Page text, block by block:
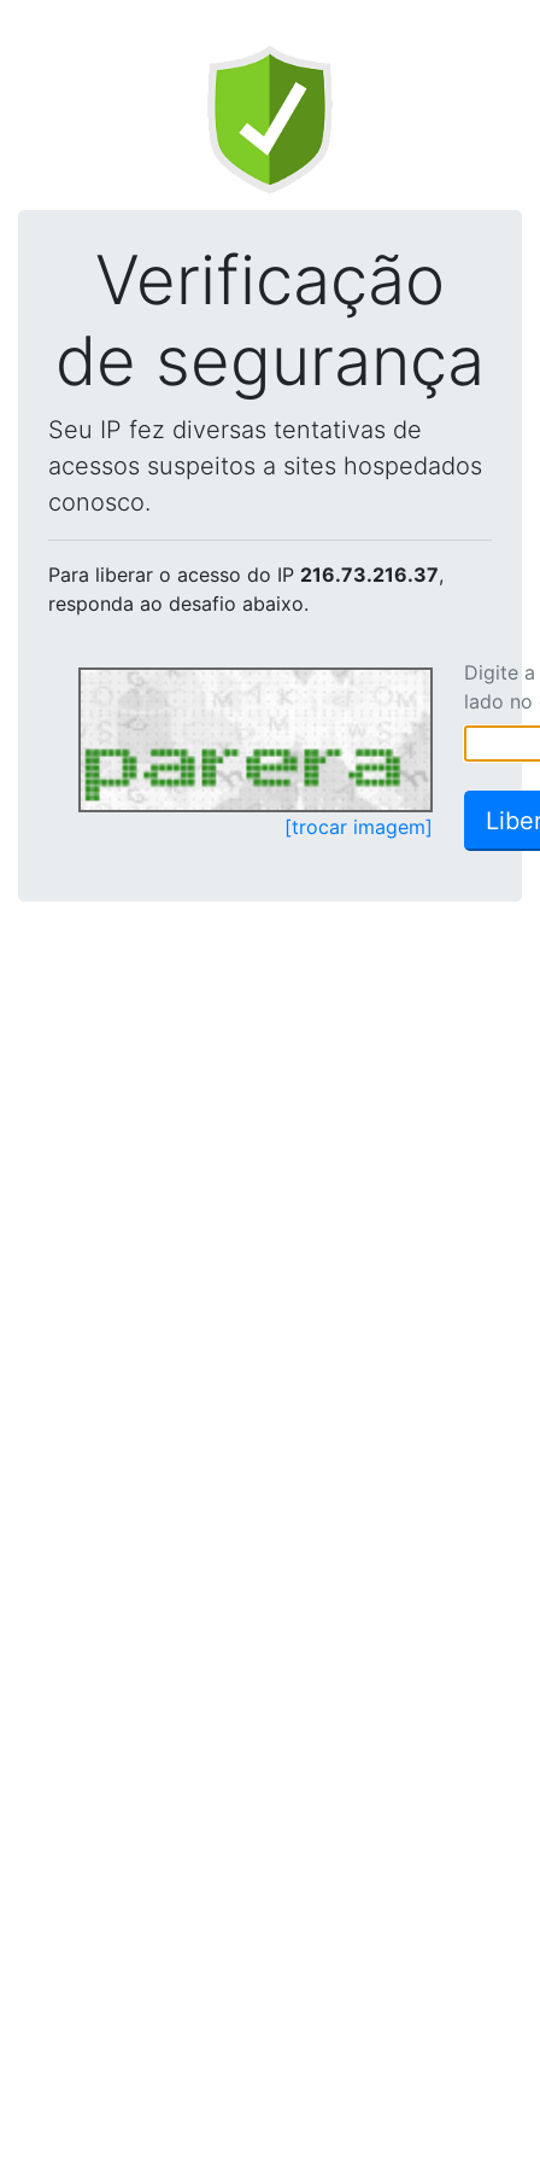
Verificação
de segurança
Seu IP fez diversas tentativas de
acessos suspeitos a sites hospedados
conosco.
Para liberar o acesso do IP 216.73.216.37,
responda ao desafio abaixo.
[trocar imagem]
Digite
lado no